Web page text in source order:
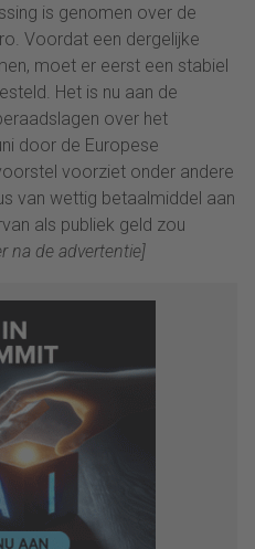
is genomen over de
Voordat een dergelijke
moet er eerst een stabiel
Het is nu aan de
over het
door de Europese
voorziet onder andere
van wettig betaalmiddel aan
als publiek geld zou
na de advertentie]